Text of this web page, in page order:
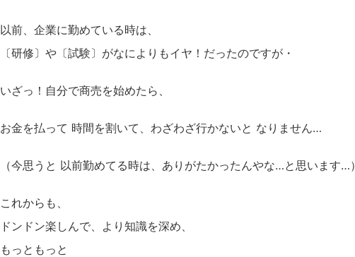
以前、企業に勤めている時は、
〔研修〕や〔試験〕がなによりもイヤ！だったのですが・
いざっ！自分で商売を始めたら、
お金を払って 時間を割いて、わざわざ行かないと なりません…
（今思うと 以前勤めてる時は、ありがたかったんやな…と思います…）
これからも、
ドンドン楽しんで、より知識を深め、
もっともっと